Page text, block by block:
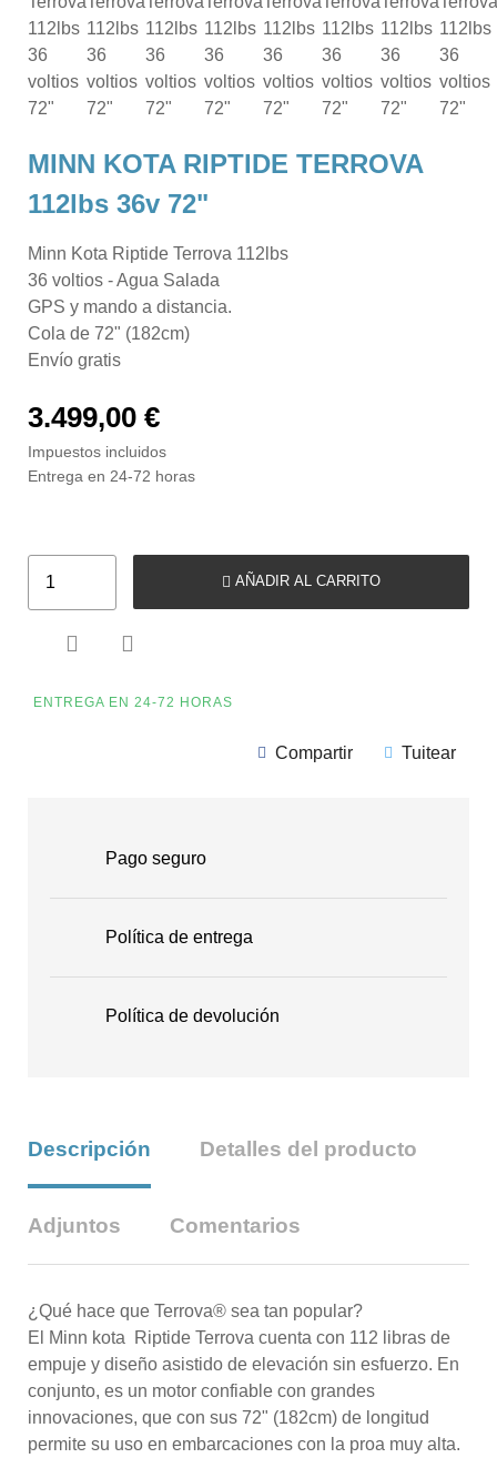
MINN KOTA RIPTIDE TERROVA
112lbs 36v 72"
Minn Kota Riptide Terrova 112lbs
36 voltios - Agua Salada
GPS y mando a distancia.
Cola de 72" (182cm)
Envío gratis
3.499,00 €
Impuestos incluidos
Entrega en 24-72 horas
AÑADIR AL CARRITO
 
ENTREGA EN 24-72 HORAS
Compartir Tuitear
Pago seguro
Política de entrega
Política de devolución
Descripción Detalles del producto
Adjuntos Comentarios
¿Qué hace que Terrova® sea tan popular?
El Minn kota Riptide Terrova cuenta con 112 libras de
empuje y diseño asistido de elevación sin esfuerzo. En
conjunto, es un motor confiable con grandes
innovaciones, que con sus 72" (182cm) de longitud
permite su uso en embarcaciones con la proa muy alta.